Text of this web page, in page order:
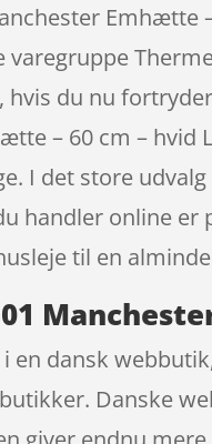
Emhætte
varegruppe
du nu
– 60 cm – hvid
I det store
handler online
til en
en dansk
Danske